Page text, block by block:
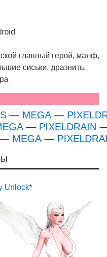
главный герой, малф,
сиськи, дразнить,
— MEGA —
— PIXELDRAIN
— MEGA —
Unlock*